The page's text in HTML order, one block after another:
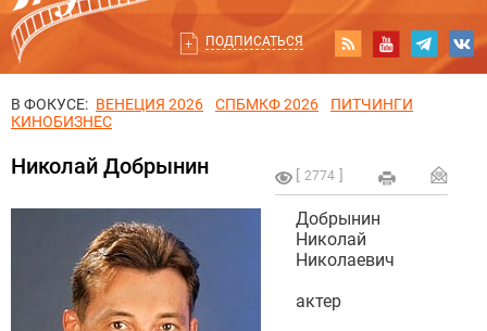
ПОДПИСАТЬСЯ
В ФОКУСЕ: ВЕНЕЦИЯ 2026 СПБМКФ 2026
ПИТЧИНГИ
КИНОБИЗНЕС
2774
Николай Добрынин
Добрынин
Николай
Николаевич
актер